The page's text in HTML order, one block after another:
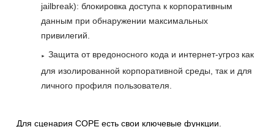
jailbreak): блокировка доступа к корпоративным
данным при обнаружении максимальных
привилегий.
Защита от вредоносного кода и интернет-угроз как
для изолированной корпоративной среды, так и для
личного профиля пользователя.
Для сценария COPE есть свои ключевые функции.